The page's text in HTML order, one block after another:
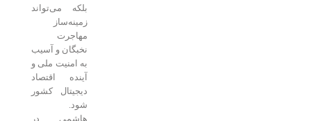
بلکه می‌تواند
زمینه‌ساز
نخبگان و آسیب
به امنیت ملی و
آینده اقتصاد
دیجیتال کشور
هاشمی در